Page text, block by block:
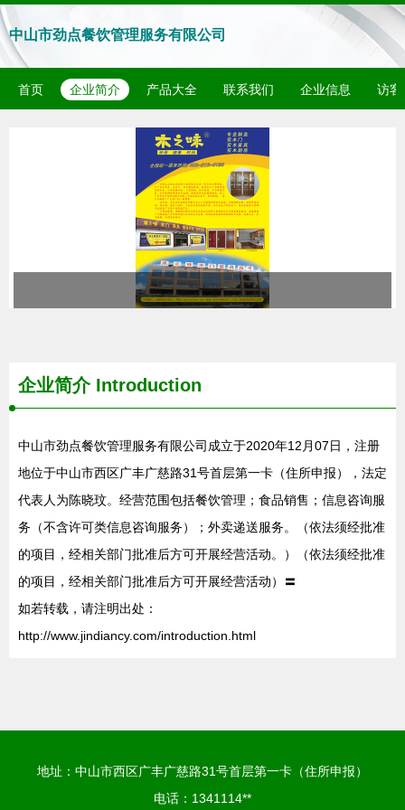
中山市劲点餐饮管理服务有限公司
首页 企业简介 产品大全 联系我们 企业信息 访客
企业简介 Introduction
中山市劲点餐饮管理服务有限公司成立于2020年12月07日，注册
地位于中山市西区广丰广慈路31号首层第一卡（住所申报），法定
代表人为陈晓玟。经营范围包括餐饮管理；食品销售；信息咨询服
务（不含许可类信息咨询服务）；外卖递送服务。（依法须经批准
的项目，经相关部门批准后方可开展经营活动。）（依法须经批准
的项目，经相关部门批准后方可开展经营活动）〓
如若转载，请注明出处：
http://www.jindiancy.com/introduction.html
地址：中山市西区广丰广慈路31号首层第一卡（住所申报）
电话：1341114**